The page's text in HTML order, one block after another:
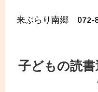
来ぶらり南郷 072-
子どもの読